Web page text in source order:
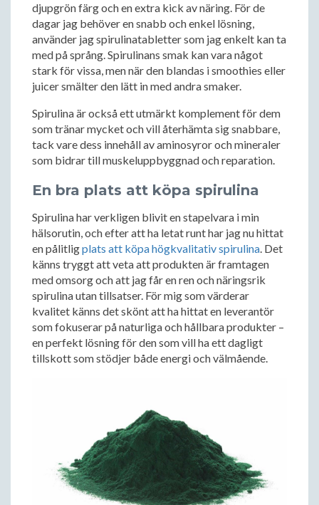
djupgrön färg och en extra kick av näring. För de
dagar jag behöver en snabb och enkel lösning,
använder jag spirulinatabletter som jag enkelt kan ta
med på språng. Spirulinans smak kan vara något
stark för vissa, men när den blandas i smoothies eller
juicer smälter den lätt in med andra smaker.
Spirulina är också ett utmärkt komplement för dem
som tränar mycket och vill återhämta sig snabbare,
tack vare dess innehåll av aminosyror och mineraler
som bidrar till muskeluppbyggnad och reparation.
En bra plats att köpa spirulina
Spirulina har verkligen blivit en stapelvara i min
hälsorutin, och efter att ha letat runt har jag nu hittat
en pålitligplats att köpa högkvalitativ spirulina. Det
känns tryggt att veta att produkten är framtagen
med omsorg och att jag får en ren och näringsrik
spirulina utan tillsatser. För mig som värderar
kvalitet känns det skönt att ha hittat en leverantör
som fokuserar på naturliga och hållbara produkter –
en perfekt lösning för den som vill ha ett dagligt
tillskott som stödjer både energi och välmående.